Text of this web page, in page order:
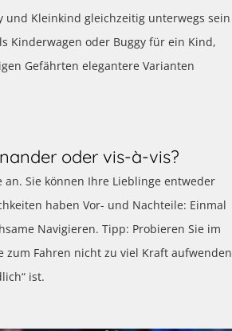
und Kleinkind gleichzeitig unterwegs sein
Kinderwagen oder Buggy für ein Kind,
Gefährten elegantere Varianten
oder vis-à-vis?
Sie können Ihre Lieblinge entweder
haben Vor- und Nachteile: Einmal
Navigieren. Tipp: Probieren Sie im
zum Fahren nicht zu viel Kraft aufwenden
ist.